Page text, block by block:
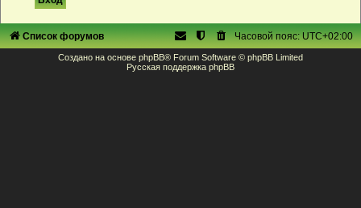
Список форумов Часовой пояс:UTC+02:00
Создано на основе phpBB® Forum Software © phpBB Limited
Русская поддержка phpBB